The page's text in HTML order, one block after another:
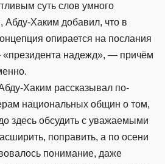
суть слов умного
Абду-Хаким добавил, что в
опирается на послания
надежд», — причём
Хаким рассказывал по-
национальных общин о том,
здесь обсудить с уважаемыми
поправить, а по осени
понимание, даже